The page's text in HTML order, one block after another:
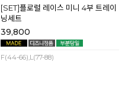
[SET]플로럴 레이스 미니 4부 트레이
닝세트
39,800
F(44-66),L(77-88)